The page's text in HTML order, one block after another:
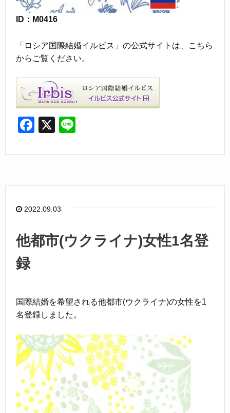
ID：M0416
「ロシア国際結婚イルビス」の公式サイトは、こちら
からご覧ください。
F
c
b
o
k
X
e
2022.09.03
他都市(ウクライナ)女性1名登
録
国際結婚を希望される他都市(ウクライナ)の女性を1
名登録しました。